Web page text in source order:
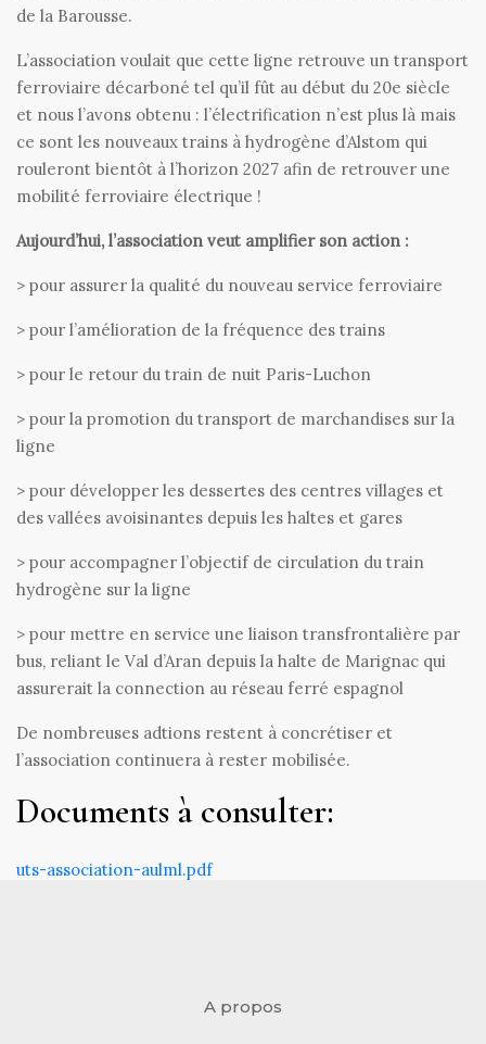
de la Barousse.
L’association voulait que cette ligne retrouve un transport
ferroviaire décarboné tel qu’il fût au début du 20e siècle
et nous l’avons obtenu : l’électrification n’est plus là mais
ce sont les nouveaux trains à hydrogène d’Alstom qui
rouleront bientôt à l’horizon 2027 afin de retrouver une
mobilité ferroviaire électrique !
Aujourd’hui, l’association veut amplifier son action :
> pour assurer la qualité du nouveau service ferroviaire
> pour l’amélioration de la fréquence des trains
> pour le retour du train de nuit Paris-Luchon
> pour la promotion du transport de marchandises sur la
ligne
> pour développer les dessertes des centres villages et
des vallées avoisinantes depuis les haltes et gares
> pour accompagner l’objectif de circulation du train
hydrogène sur la ligne
> pour mettre en service une liaison transfrontalière par
bus, reliant le Val d’Aran depuis la halte de Marignac qui
assurerait la connection au réseau ferré espagnol
De nombreuses adtions restent à concrétiser et
l’association continuera à rester mobilisée.
Documents à consulter:
uts-association-aulml.pdf
A propos